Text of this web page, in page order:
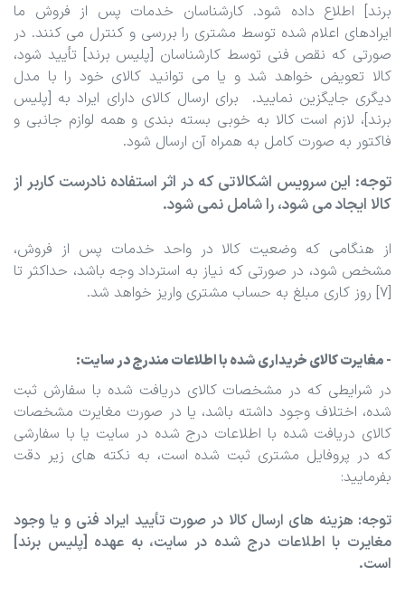
برند] اطلاع داده شود. کارشناسان خدمات پس از فروش ما
ایرادهای اعلام شده توسط مشتری را بررسی و کنترل می کنند. در
صورتی که نقص فنی توسط کارشناسان [پلیس برند] تأیید شود،
کالا تعویض خواهد شد و یا می توانید کالای خود را با مدل
دیگری جایگزین نمایید. برای ارسال کالای دارای ایراد به [پلیس
برند]، لازم است کالا به ‏خوبی بسته بندی و همه لوازم جانبی و
فاکتور به صورت کامل به همراه آن ارسال شود.
توجه: این سرویس اشکالاتی که در اثر استفاده نادرست کاربر از
کالا ایجاد می شود، را شامل نمی شود.
از هنگامی که وضعیت کالا در واحد خدمات پس از فروش،
مشخص شود، در صورتی که نیاز به استرداد وجه باشد، حداکثر تا
[7] روز کاری مبلغ به حساب مشتری واریز خواهد شد.
- مغایرت کالای خریداری شده با اطلاعات مندرج در سایت:
در شرایطی که در مشخصات کالای دریافت شده با سفارش ثبت
شده، اختلاف وجود داشته باشد، یا در صورت مغایرت مشخصات
کالای دریافت شده با اطلاعات درج شده در سایت یا با سفارشی
که در پروفایل مشتری ثبت شده است، به نکته های زیر دقت
بفرمایید:
توجه: هزینه های ارسال کالا در صورت تأیید ایراد فنی و یا وجود
مغایرت با اطلاعات درج شده در سایت، به عهده [پلیس برند]
است.